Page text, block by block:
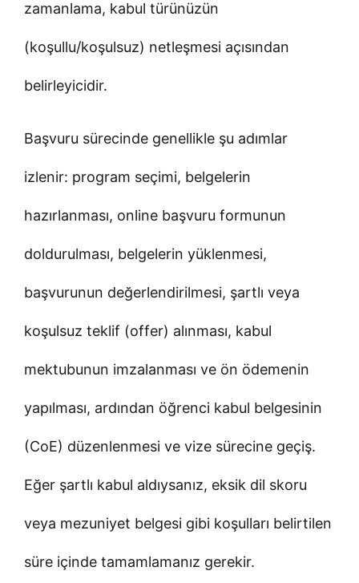
zamanlama, kabul türünüzün
(koşullu/koşulsuz) netleşmesi açısından
belirleyicidir.
Başvuru sürecinde genellikle şu adımlar
izlenir: program seçimi, belgelerin
hazırlanması, online başvuru formunun
doldurulması, belgelerin yüklenmesi,
başvurunun değerlendirilmesi, şartlı veya
koşulsuz teklif (offer) alınması, kabul
mektubunun imzalanması ve ön ödemenin
yapılması, ardından öğrenci kabul belgesinin
(CoE) düzenlenmesi ve vize sürecine geçiş.
Eğer şartlı kabul aldıysanız, eksik dil skoru
veya mezuniyet belgesi gibi koşulları belirtilen
süre içinde tamamlamanız gerekir.